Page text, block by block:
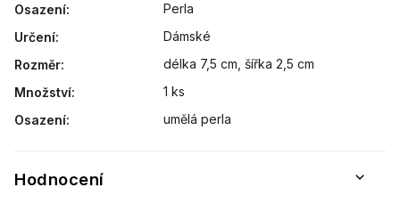
Osazení:
Perla
Určení:
Dámské
Rozměr:
délka 7,5 cm, šířka 2,5 cm
Množství:
1 ks
Osazení: umělá perla
Hodnocení